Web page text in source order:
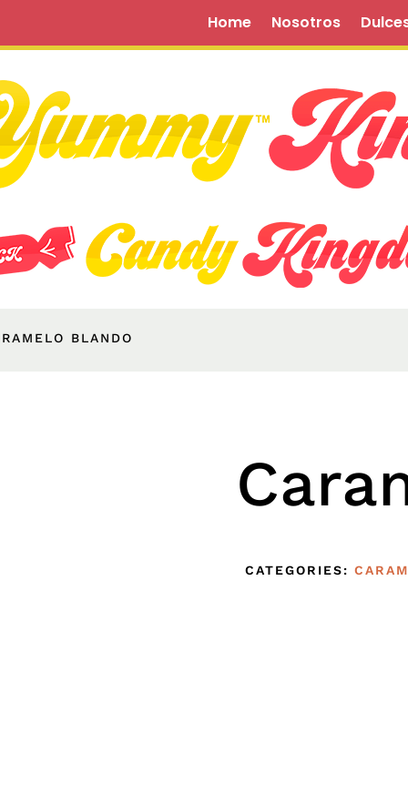
Home Nosotros
BLANDO
CATEGORIES: